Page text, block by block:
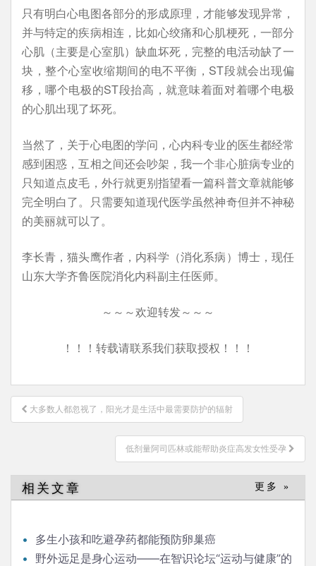
只有明白心电图各部分的形成原理，才能够发现异常，
并与特定的疾病相连，比如心绞痛和心肌梗死，一部分
心肌（主要是心室肌）缺血坏死，完整的电活动缺了一
块，整个心室收缩期间的电不平衡，ST段就会出现偏
移，哪个电极的ST段抬高，就意味着面对着哪个电极
的心肌出现了坏死。
当然了，关于心电图的学问，心内科专业的医生都经常
感到困惑，互相之间还会吵架，我一个非心脏病专业的
只知道点皮毛，外行就更别指望看一篇科普文章就能够
完全明白了。只需要知道现代医学虽然神奇但并不神秘
的美丽就可以了。
李长青，猫头鹰作者，内科学（消化系病）博士，现任
山东大学齐鲁医院消化内科副主任医师。
～～～欢迎转发～～～
！！！转载请联系我们获取授权！！！
文
章
大多数人都忽视了，阳光才是生活中最需要防护的辐射
低剂量阿司匹林或能帮助炎症高发女性受孕
相关文章 更多 »
多生小孩和吃避孕药都能预防卵巢癌
野外远足是身心运动——在智识论坛“运动与健康”的